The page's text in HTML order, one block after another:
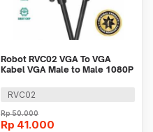
Robot RVC02 VGA To VGA
Kabel VGA Male to Male 1080P
RVC02
Rp50.000
Rp 41.000